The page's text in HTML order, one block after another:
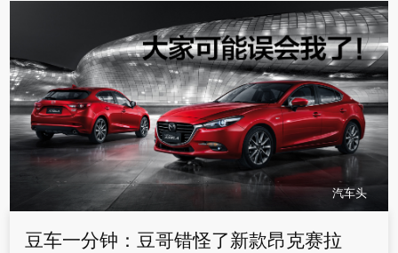
汽车头
豆车一分钟：豆哥错怪了新款昂克赛拉